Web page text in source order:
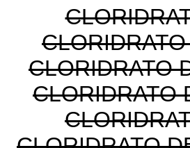
CLORIDRATO
CLORIDRATO